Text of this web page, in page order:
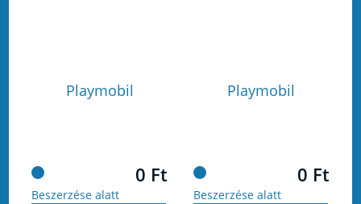
Playmobil
0 Ft
Beszerzése alatt
Playmobil
0 Ft
Beszerzése alatt